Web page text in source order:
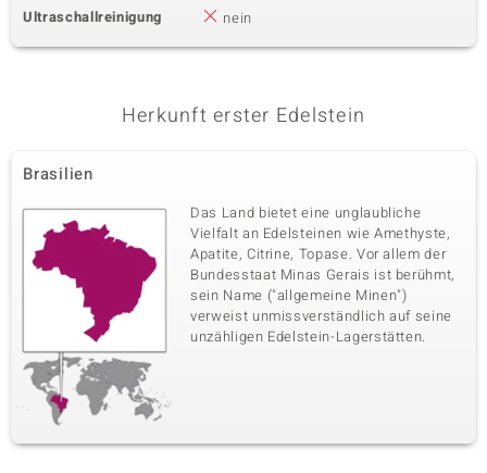
Ultraschallreinigung
nein
Herkunft erster Edelstein
Brasilien
Das Land bietet eine unglaubliche
Vielfalt an Edelsteinen wie Amethyste,
Apatite, Citrine, Topase. Vor allem der
Bundesstaat Minas Gerais ist berühmt,
sein Name ("allgemeine Minen")
verweist unmissverständlich auf seine
unzähligen Edelstein-Lagerstätten.